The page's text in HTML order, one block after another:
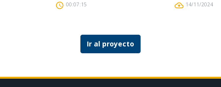
00:07:15 14/11/2024
Ir al proyecto